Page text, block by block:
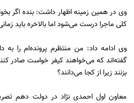
وی در همین زمینه اظهار داشت: بنده اگر
کلی ماجرا درست می‌شود اما بالاخره باید
وی ادامه داد: من منتظرم پرونده‌ام را به
گفته‌اند که می‌خواهند کیفر خواست صادر
بزنند زیرا از کجا می‌دانند؟
معاون اول احمدی نژاد در دولت دهم